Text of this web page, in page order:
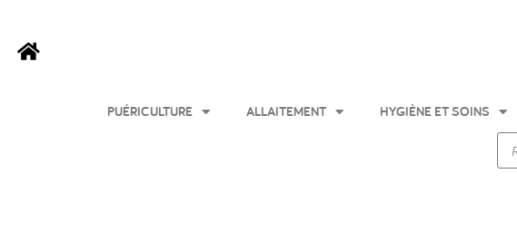
PUÉRICULTURE ALLAITEMENT HYGIÈNE ET SOINS